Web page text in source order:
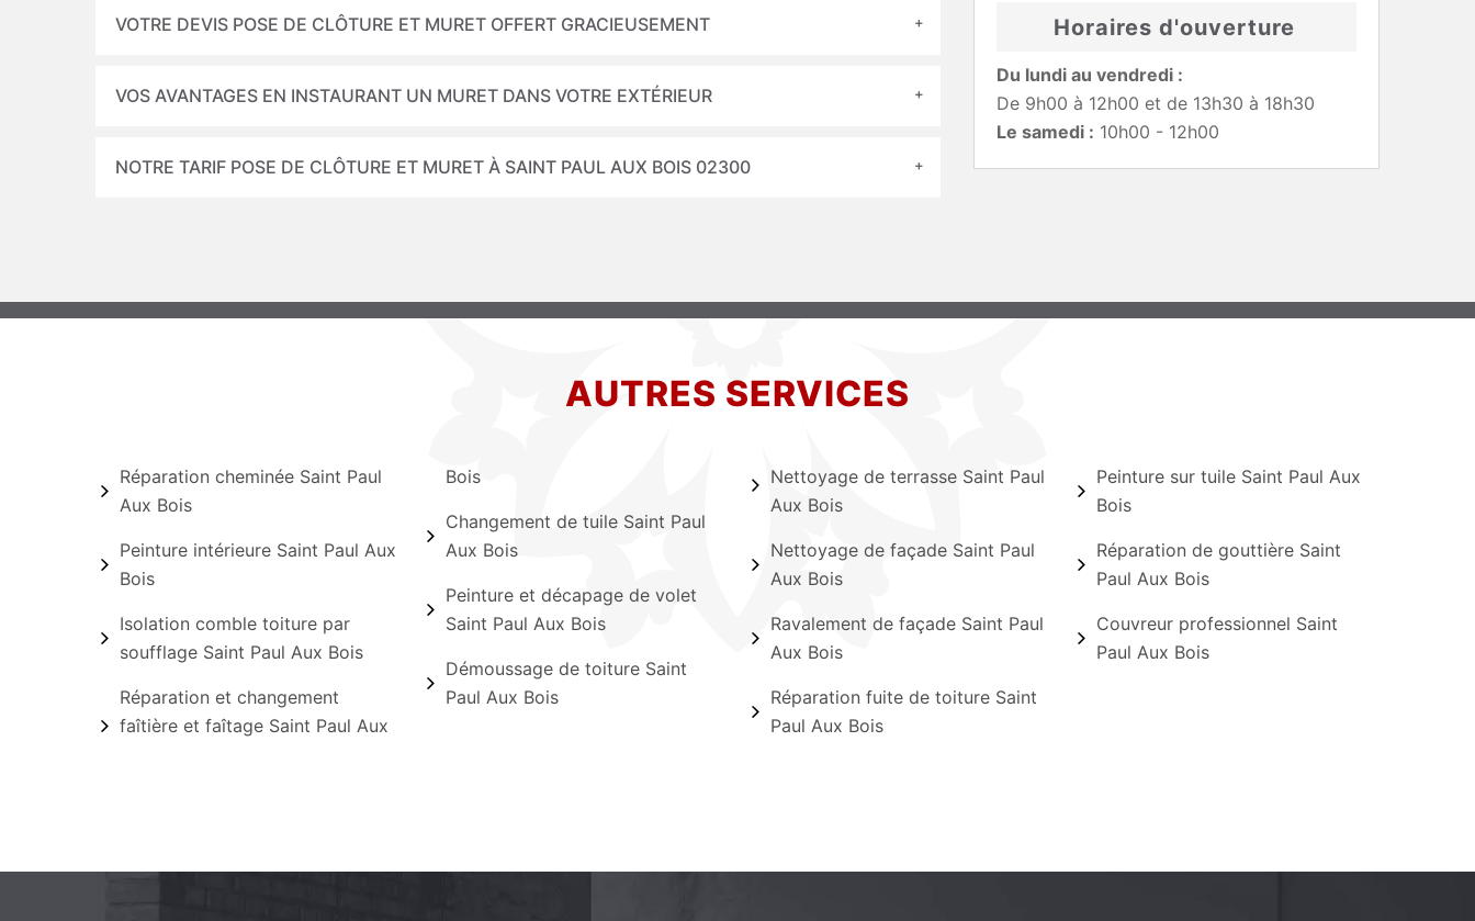
VOTRE DEVIS POSE DE CLÔTURE ET MURET OFFERT GRACIEUSEMENT
VOS AVANTAGES EN INSTAURANT UN MURET DANS VOTRE EXTÉRIEUR
NOTRE TARIF POSE DE CLÔTURE ET MURET À SAINT PAUL AUX BOIS 02300
Horaires d'ouverture
Du lundi au vendredi :
De 9h00 à 12h00 et de 13h30 à 18h30
Le samedi : 10h00 - 12h00
AUTRES SERVICES
Réparation cheminée Saint Paul
Aux Bois
Peinture intérieure Saint Paul Aux
Bois
Isolation comble toiture par
soufflage Saint Paul Aux Bois
Réparation et changement
faîtière et faîtage Saint Paul Aux
Bois
Changement de tuile Saint Paul
Aux Bois
Peinture et décapage de volet
Saint Paul Aux Bois
Démoussage de toiture Saint
Paul Aux Bois
Nettoyage de terrasse Saint Paul
Aux Bois
Nettoyage de façade Saint Paul
Aux Bois
Ravalement de façade Saint Paul
Aux Bois
Réparation fuite de toiture Saint
Paul Aux Bois
Peinture sur tuile Saint Paul Aux
Bois
Réparation de gouttière Saint
Paul Aux Bois
Couvreur professionnel Saint
Paul Aux Bois